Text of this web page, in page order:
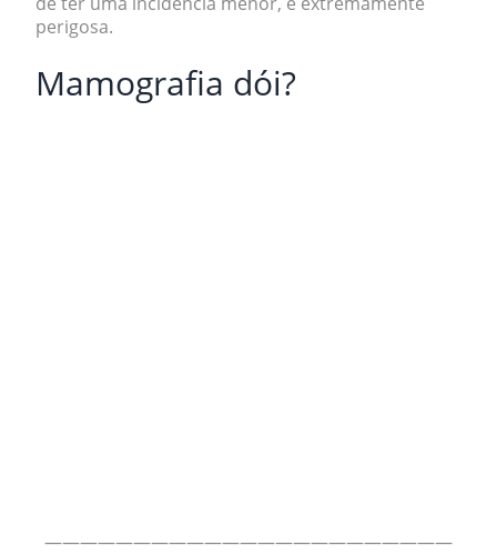
perigosa.
Mamografia dói?
———————————————————————